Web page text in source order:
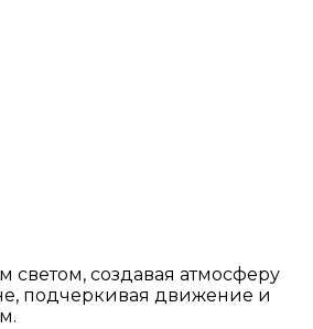
светом, создавая атмосферу
подчеркивая движение и